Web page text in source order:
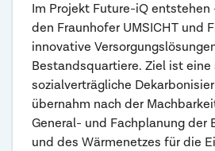
Im Projekt Future-iQ entstehen
den Fraunhofer UMSICHT und
innovative
Bestandsquartiere. Ziel ist eine
sozialverträgliche
übernahm nach der
General- und Fachplanung der
und des Wärmenetzes für die